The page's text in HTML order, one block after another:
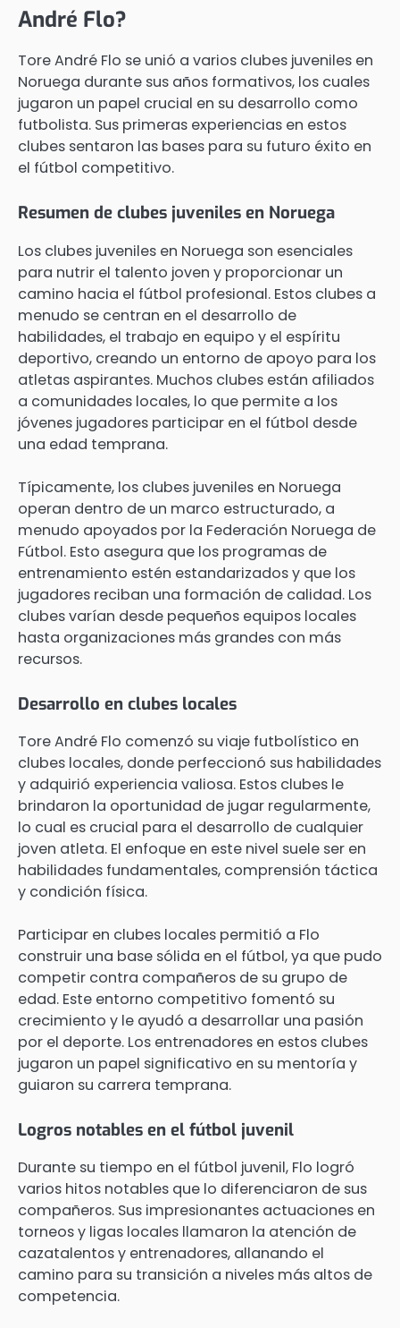
André Flo?
Tore André Flo se unió a varios clubes juveniles en
Noruega durante sus años formativos, los cuales
jugaron un papel crucial en su desarrollo como
futbolista. Sus primeras experiencias en estos
clubes sentaron las bases para su futuro éxito en
el fútbol competitivo.
Resumen de clubes juveniles en Noruega
Los clubes juveniles en Noruega son esenciales
para nutrir el talento joven y proporcionar un
camino hacia el fútbol profesional. Estos clubes a
menudo se centran en el desarrollo de
habilidades, el trabajo en equipo y el espíritu
deportivo, creando un entorno de apoyo para los
atletas aspirantes. Muchos clubes están afiliados
a comunidades locales, lo que permite a los
jóvenes jugadores participar en el fútbol desde
una edad temprana.
Típicamente, los clubes juveniles en Noruega
operan dentro de un marco estructurado, a
menudo apoyados por la Federación Noruega de
Fútbol. Esto asegura que los programas de
entrenamiento estén estandarizados y que los
jugadores reciban una formación de calidad. Los
clubes varían desde pequeños equipos locales
hasta organizaciones más grandes con más
recursos.
Desarrollo en clubes locales
Tore André Flo comenzó su viaje futbolístico en
clubes locales, donde perfeccionó sus habilidades
y adquirió experiencia valiosa. Estos clubes le
brindaron la oportunidad de jugar regularmente,
lo cual es crucial para el desarrollo de cualquier
joven atleta. El enfoque en este nivel suele ser en
habilidades fundamentales, comprensión táctica
y condición física.
Participar en clubes locales permitió a Flo
construir una base sólida en el fútbol, ya que pudo
competir contra compañeros de su grupo de
edad. Este entorno competitivo fomentó su
crecimiento y le ayudó a desarrollar una pasión
por el deporte. Los entrenadores en estos clubes
jugaron un papel significativo en su mentoría y
guiaron su carrera temprana.
Logros notables en el fútbol juvenil
Durante su tiempo en el fútbol juvenil, Flo logró
varios hitos notables que lo diferenciaron de sus
compañeros. Sus impresionantes actuaciones en
torneos y ligas locales llamaron la atención de
cazatalentos y entrenadores, allanando el
camino para su transición a niveles más altos de
competencia.